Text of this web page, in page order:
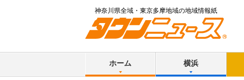
神奈川県全域・東京多摩地域の地域情報紙
ホーム 横浜